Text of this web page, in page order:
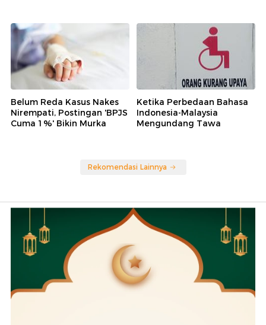
Belum Reda Kasus Nakes
Nirempati, Postingan 'BPJS
Cuma 1%' Bikin Murka
Ketika Perbedaan Bahasa
Indonesia-Malaysia
Mengundang Tawa
Rekomendasi Lainnya